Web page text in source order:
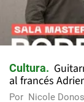
Cultura
al francés
Por Nicole